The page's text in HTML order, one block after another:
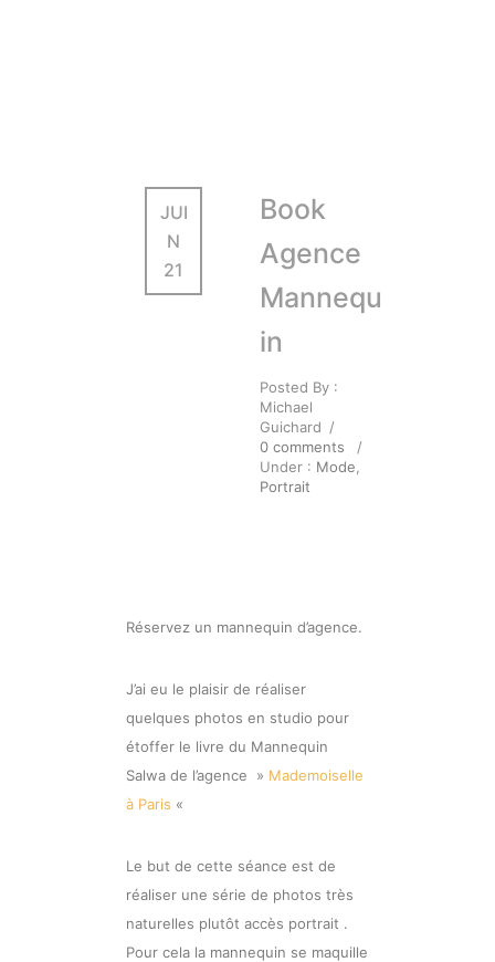
JUI
N
21
Book
Agence
Mannequ
in
Posted By :
Michael
Guichard /
0 comments
/
Under : Mode
Portrait
Réservez un mannequin d’agence.
J’ai eu le plaisir de réaliser
quelques photos en studio pour
étoffer le livre du Mannequin
Salwa de l’agence » Mademoiselle
à Paris «
Le but de cette séance est de
réaliser une série de photos très
naturelles plutôt accès portrait .
Pour cela la mannequin se maquille